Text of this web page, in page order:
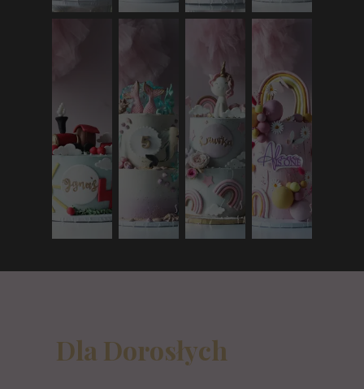
Dla Dorosłych